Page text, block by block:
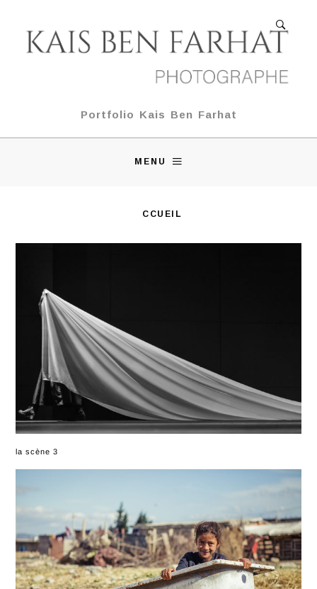
Portfolio Kais Ben Farhat
MENU
ACCUEIL
la scène 3